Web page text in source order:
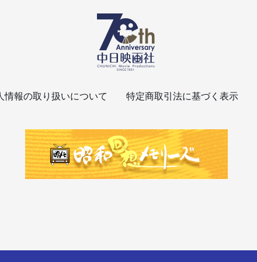
情報の取り扱いについて 特定商取引法に基づく表示